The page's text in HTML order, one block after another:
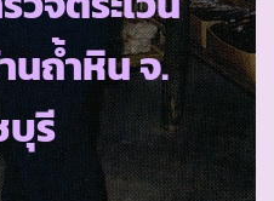
ถ้ำหิน จ.
บุรี